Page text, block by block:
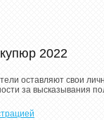
2022
оставляют свои
за высказывания